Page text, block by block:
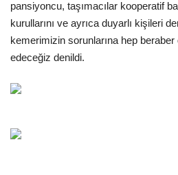
Lezzet Durakları
Röportajlar
Gezi - Yorum
Sizlerden Gelenler
pansiyoncu, taşımacılar kooperatif
kurullarını ve ayrıca duyarlı kişileri
kemerimizin sorunlarına hep
edeceğiz denildi.